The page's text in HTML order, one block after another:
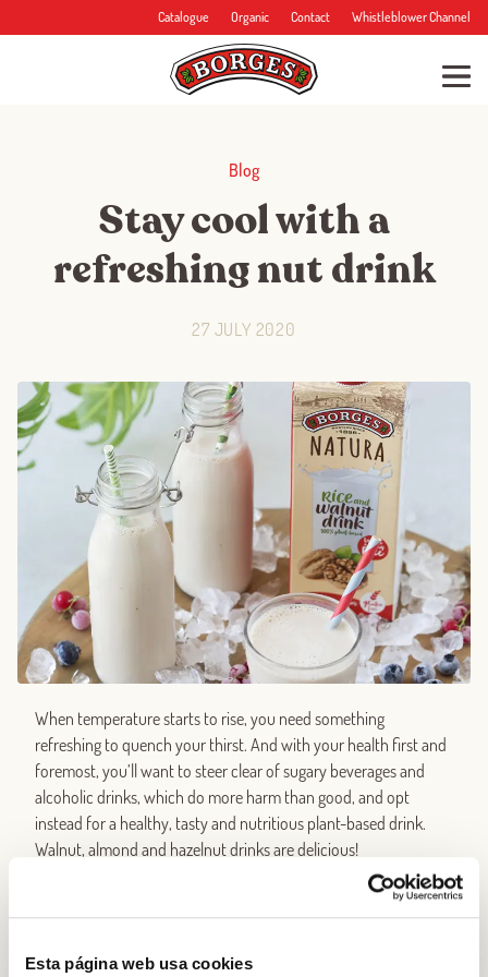
Esta página web usa cookies
Catalogue Organic Contact Whistleblower Channel
Blog
Stay cool with a
refreshing nut drink
27 JULY 2020
When temperature starts to rise, you need something
refreshing to quench your thirst. And with your health first and
foremost, you’ll want to steer clear of sugary beverages and
alcoholic drinks, which do more harm than good, and opt
instead for a healthy, tasty and nutritious plant-based drink.
Walnut, almond and hazelnut drinks are delicious!
Nothing better than a glass of them to quench your thirst while
nuts. Walnuts are rich in omega-3 fatty acids